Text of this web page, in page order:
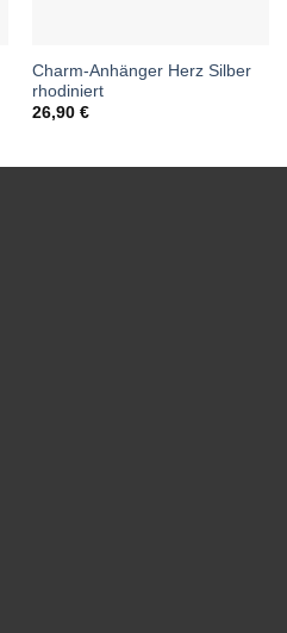
Charm-Anhänger Herz Silber
rhodiniert
26,90 €